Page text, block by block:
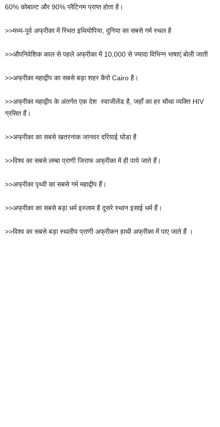
60% कोबाल्ट और 90% प्लैटिनम प्राप्त होता है।
>>मध्य-पूर्व अफ्रीका में स्थित इथियोपिया, दुनिया का सबसे गर्म स्थल है
>>औपनिवेशिक काल से पहले अफ्रीका में 10,000 से ज्यादा विभिन्न भाषाएं बोली जाती
>>अफ्रीका महाद्वीप का सबसे बड़ा शहर कैरो Cairo है।
>>अफ्रीका महाद्वीप के अंतर्गत एक देश स्वाजीलेंड है, जहाँ का हर चौथा व्यक्ति HIV
ग्रसित हैं।
>>अफ्रीका का सबसे खतरनाक जानवर दरियाई घोडा है
>>विश्व का सबसे लम्बा प्राणी जिराफ अफ्रीका में ही पाये जाते हैं।
>>अफ्रीका पृथ्वी का सबसे गर्म महाद्वीप हैं।
>>अफ्रीका का सबसे बड़ा धर्म इस्लाम है दूसरे स्थान इसाई धर्म हैं।
>>विश्व का सबसे बड़ा स्थलीय प्राणी अफ्रीकन हाथी अफ्रीका में पाए जाते हैं ।